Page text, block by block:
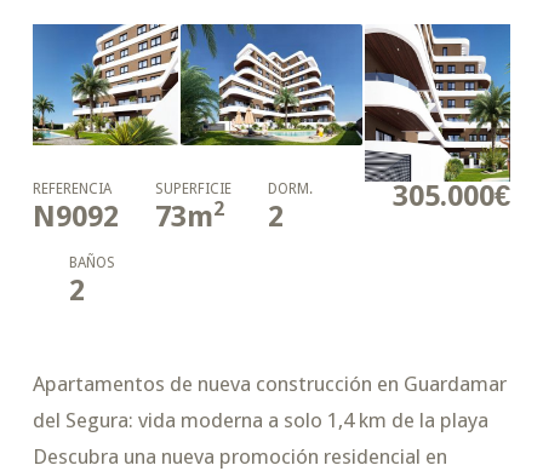
305.000€
REFERENCIA
N9092
SUPERFICIE
73m2
DORM.
2
BAÑOS
2
Apartamentos de nueva construcción en Guardamar
del Segura: vida moderna a solo 1,4 km de la playa
Descubra una nueva promoción residencial en